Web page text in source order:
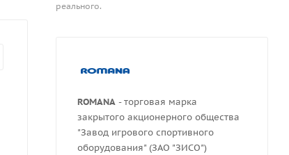
реального.
ROMANA - торговая марка
закрытого акционерного общества
"Завод игрового спортивного
оборудования" (ЗАО "ЗИСО")